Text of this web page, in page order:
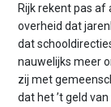
Rijk rekent pas af
overheid dat
dat
nauwelijks meer
zij met
dat het ’t geld